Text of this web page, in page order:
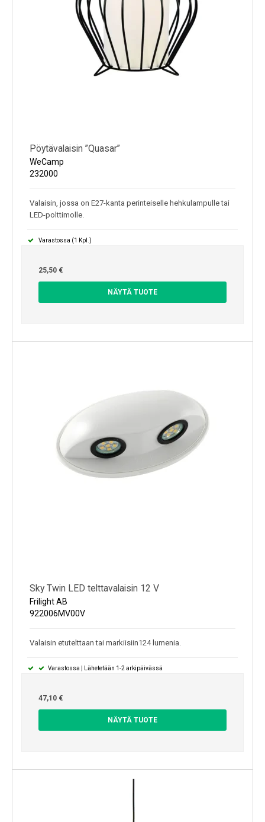
Pöytävalaisin ”Quasar”
WeCamp
232000
Valaisin, jossa on E27-kanta perinteiselle hehkulampulle tai
LED-polttimolle.
Varastossa (1 Kpl.)
25,50 €
NÄYTÄ TUOTE
Sky Twin LED telttavalaisin 12 V
Frilight AB
922006MV00V
Valaisin etutelttaan tai markiisiin124 lumenia.
Varastossa | Lähetetään 1-2 arkipäivässä
47,10 €
NÄYTÄ TUOTE